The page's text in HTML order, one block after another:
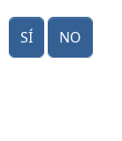
Sí No